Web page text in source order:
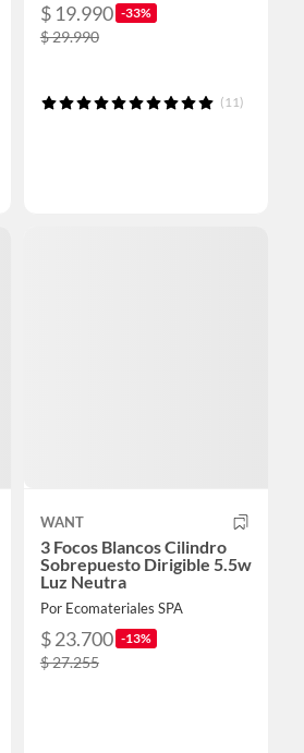
$ 19.990 -33%
$ 29.990
(11)
WANT
3 Focos Blancos Cilindro
Sobrepuesto Dirigible 5.5w
Luz Neutra
Por Ecomateriales SPA
$ 23.700 -13%
$ 27.255